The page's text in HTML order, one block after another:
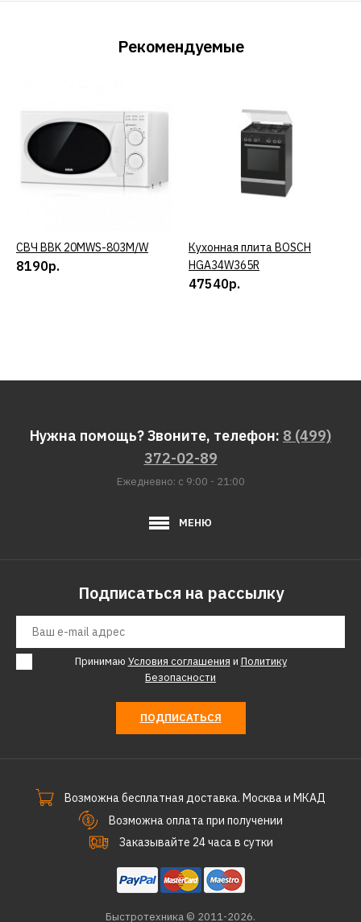
Рекомендуемые
КУПИТЬ
СВЧ BBK 20MWS-803M/W
8190р.
КУПИТЬ
Кухонная плита BOSCH
HGA34W365R
47540р.
Нужна помощь? Звоните, телефон: 8 (499)
372-02-89
Ежедневно: с 9:00 - 21:00
МЕНЮ
Подписаться на рассылку
Принимаю Условия соглашения и Политику
Безопасности
ПОДПИСАТЬСЯ
Возможна бесплатная доставка. Москва и МКАД
Возможна оплата при получении
Заказывайте 24 часа в сутки
Быстротехника © 2011-2026.